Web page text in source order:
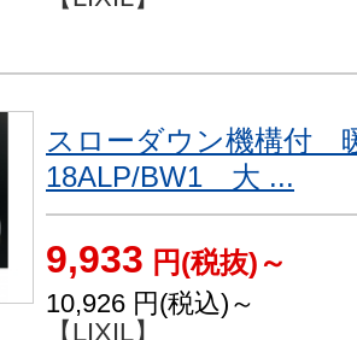
スローダウン機構付
18ALP/BW1 大 ...
9,933 円(税抜)～
10,926 円(税込)～
【LIXIL】